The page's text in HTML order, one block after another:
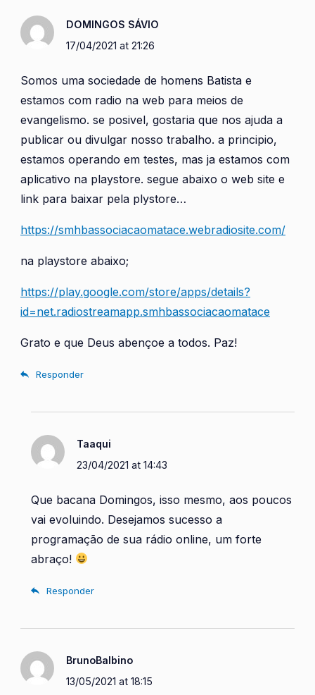
DOMINGOS SÁVIO
17/04/2021 at 21:26
Somos uma sociedade de homens Batista e
estamos com radio na web para meios de
evangelismo. se posivel, gostaria que nos ajuda a
publicar ou divulgar nosso trabalho. a principio,
estamos operando em testes, mas ja estamos com
aplicativo na playstore. segue abaixo o web site e
link para baixar pela plystore…
https://smhbassociacaomatace.webradiosite.com/
na playstore abaixo;
https://play.google.com/store/apps/details?
id=net.radiostreamapp.smhbassociacaomatace
Grato e que Deus abençoe a todos. Paz!
Responder
Taaqui
23/04/2021 at 14:43
Que bacana Domingos, isso mesmo, aos poucos
vai evoluindo. Desejamos sucesso a
programação de sua rádio online, um forte
abraço!
Responder
BrunoBalbino
13/05/2021 at 18:15